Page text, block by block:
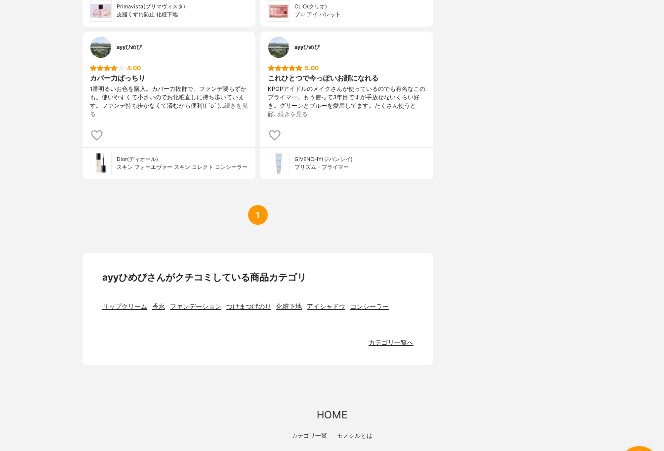
Primavista(プリマヴィスタ)
皮脂くずれ防止 化粧下地
CLIO(クリオ)
プロ アイ パレット
ayyひめぴ
4.00
カバー力ばっちり
1番明るいお色を購入。カバー力抜群で、ファンデ要らずか
も。使いやすくて小さいのでお化粧直しに持ち歩いていま
す。ファンデ持ち歩かなくて済むから便利\( ˆoˆ )…続きを見
る
Dior(ディオール)
スキン フォーエヴァー スキン コレクト コンシーラー
ayyひめぴ
5.00
これひとつで今っぽいお顔になれる
KPOPアイドルのメイクさんが使っているのでも有名なこの
プライマー。もう使って3年目ですが手放せないくらい好
き。グリーンとブルーを愛用してます。たくさん使うと
顔…続きを見る
GIVENCHY(ジバンシイ)
プリズム・プライマー
1
ayyひめぴさんがクチコミしている商品カテゴリ
リップクリーム 香水 ファンデーション つけまつげのり 化粧下地 アイシャドウ コンシーラー
カテゴリ一覧へ
HOME
カテゴリ一覧 モノシルとは